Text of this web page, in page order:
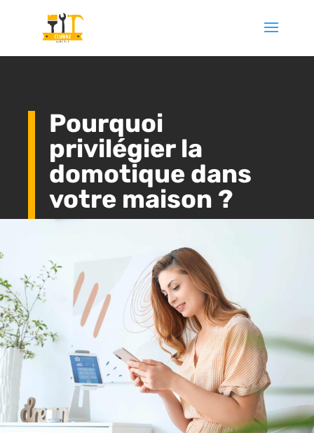
Pourquoi
privilégier la
domotique dans
votre maison ?